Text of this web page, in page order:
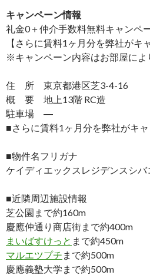
キャンペーン情報
礼金0＋仲介手数料無料キャンペ
【さらに賃料1ヶ月分を弊社がキ
※キャンペーン内容はお部屋によ
住 所 東京都港区芝3-4-16
概 要 地上13階 RC造
駐車場 ―
■さらに賃料1ヶ月分を弊社がキ
■物件名フリガナ
ケイディエックスレジデンスシバ
■近隣周辺施設情報
芝公園まで約160m
慶應仲通り商店街まで約400m
まいばすけっと まで約450m
マルエツプチ まで約500m
慶應義塾大学まで約500m